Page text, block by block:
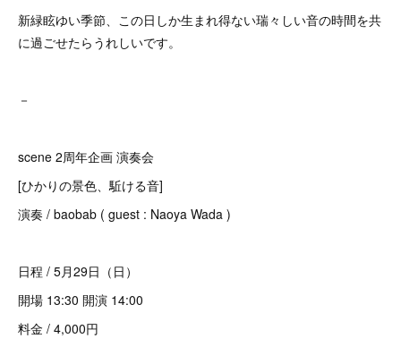
新緑眩ゆい季節、この日しか生まれ得ない瑞々しい音の時間を共
に過ごせたらうれしいです。
－
scene 2周年企画 演奏会
[ひかりの景色、駈ける音]
演奏 / baobab ( guest : Naoya Wada )
日程 / 5月29日（日）
開場 13:30 開演 14:00
料金 / 4,000円